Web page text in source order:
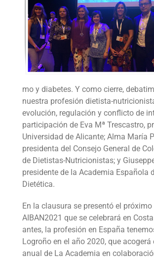
mo y diabetes. Y como cierre,
nuestra profesión dietista-
evolución, regulación y conflicto de
participación de Eva Mª Trescastro,
Universidad de Alicante; Alma María
presidenta del Consejo General de
de Dietistas-Nutricionistas; y
presidente de la Academia Española
Dietética.
En la clausura se presentó el
AIBAN2021 que se celebrará en
antes, la profesión en España
Logroño en el año 2020, que acogerá
anual de La Academia en